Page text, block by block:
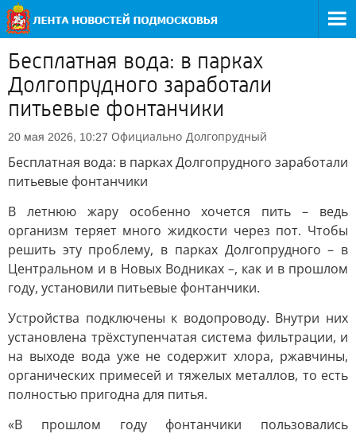
Бесплатная вода: в парках
Долгопрудного заработали
питьевые фонтанчики
20 мая 2026, 10:27 Официально Долгопрудный
Бесплатная вода: в парках Долгопрудного заработали
питьевые фонтанчики
В летнюю жару особенно хочется пить – ведь
организм теряет много жидкости через пот. Чтобы
решить эту проблему, в парках Долгопрудного – в
Центральном и в Новых Водниках –, как и в прошлом
году, установили питьевые фонтанчики.
Устройства подключены к водопроводу. Внутри них
установлена трёхступенчатая система фильтрации, и
на выходе вода уже не содержит хлора, ржавчины,
органических примесей и тяжелых металлов, то есть
полностью пригодна для питья.
«В прошлом году фонтанчики пользовались